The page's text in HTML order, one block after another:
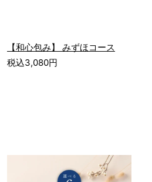
【和心包み】 みずほコース
税込3,080円